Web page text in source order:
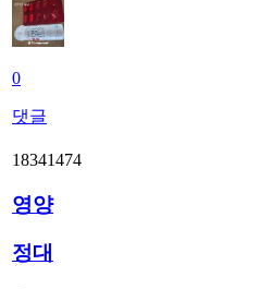
0
댓글
18341474
영양
정대